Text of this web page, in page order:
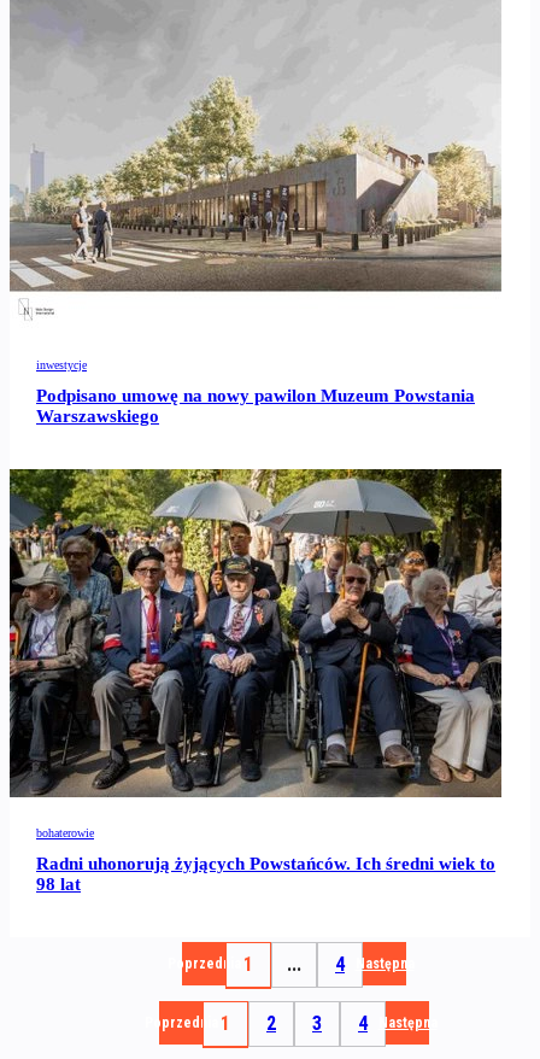
inwestycje
Podpisano umowę na nowy pawilon Muzeum Powstania
Warszawskiego
bohaterowie
Radni uhonorują żyjących Powstańców. Ich średni wiek to
98 lat
Poprzednia 1 ... 4 Następna
Poprzednia 1 2 3 4 Następna